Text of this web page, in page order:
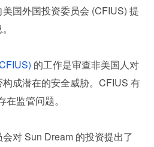
国外国投资委员会 (CFIUS) 提
的工作是审查非美国人对
成潜在的安全威胁。CFIUS 有
监管问题。
对 Sun Dream 的投资提出了